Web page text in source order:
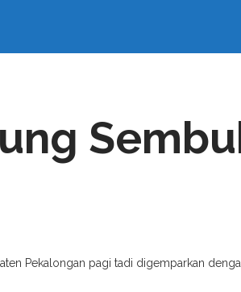
Pekalongan pagi tadi digemparkan